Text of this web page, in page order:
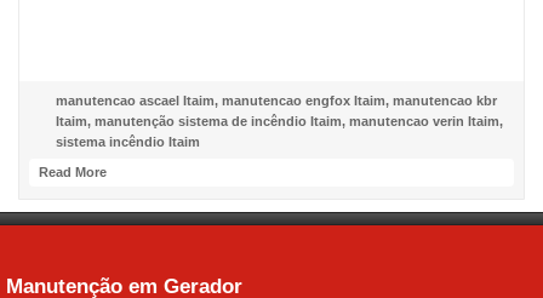
manutencao ascael Itaim, manutencao engfox Itaim, manutencao kbr
Itaim, manutenção sistema de incêndio Itaim, manutencao verin Itaim,
sistema incêndio Itaim
Read More
Manutenção em Gerador